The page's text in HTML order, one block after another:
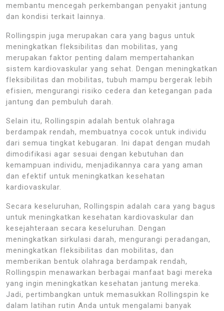
membantu mencegah perkembangan penyakit jantung
dan kondisi terkait lainnya.
Rollingspin juga merupakan cara yang bagus untuk
meningkatkan fleksibilitas dan mobilitas, yang
merupakan faktor penting dalam mempertahankan
sistem kardiovaskular yang sehat. Dengan meningkatkan
fleksibilitas dan mobilitas, tubuh mampu bergerak lebih
efisien, mengurangi risiko cedera dan ketegangan pada
jantung dan pembuluh darah.
Selain itu, Rollingspin adalah bentuk olahraga
berdampak rendah, membuatnya cocok untuk individu
dari semua tingkat kebugaran. Ini dapat dengan mudah
dimodifikasi agar sesuai dengan kebutuhan dan
kemampuan individu, menjadikannya cara yang aman
dan efektif untuk meningkatkan kesehatan
kardiovaskular.
Secara keseluruhan, Rollingspin adalah cara yang bagus
untuk meningkatkan kesehatan kardiovaskular dan
kesejahteraan secara keseluruhan. Dengan
meningkatkan sirkulasi darah, mengurangi peradangan,
meningkatkan fleksibilitas dan mobilitas, dan
memberikan bentuk olahraga berdampak rendah,
Rollingspin menawarkan berbagai manfaat bagi mereka
yang ingin meningkatkan kesehatan jantung mereka.
Jadi, pertimbangkan untuk memasukkan Rollingspin ke
dalam latihan rutin Anda untuk mengalami banyak